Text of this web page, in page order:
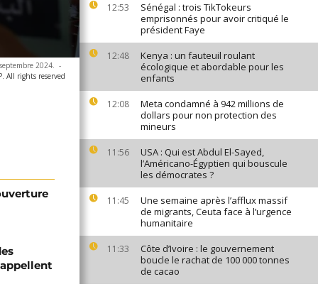
12:53
Sénégal : trois TikTokeurs
emprisonnés pour avoir critiqué le
président Faye
12:48
Kenya : un fauteuil roulant
écologique et abordable pour les
enfants
12:08
Meta condamné à 942 millions de
dollars pour non protection des
mineurs
11:56
USA : Qui est Abdul El-Sayed,
l’Américano-Égyptien qui bouscule
les démocrates ?
11:45
Une semaine après l’afflux massif
de migrants, Ceuta face à l’urgence
humanitaire
11:33
Côte d’Ivoire : le gouvernement
boucle le rachat de 100 000 tonnes
de cacao
2024. -
All rights reserved